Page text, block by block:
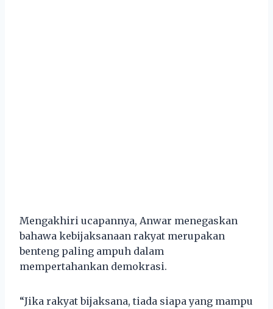
Mengakhiri ucapannya, Anwar menegaskan
bahawa kebijaksanaan rakyat merupakan
benteng paling ampuh dalam
mempertahankan demokrasi.
“Jika rakyat bijaksana, tiada siapa yang mampu